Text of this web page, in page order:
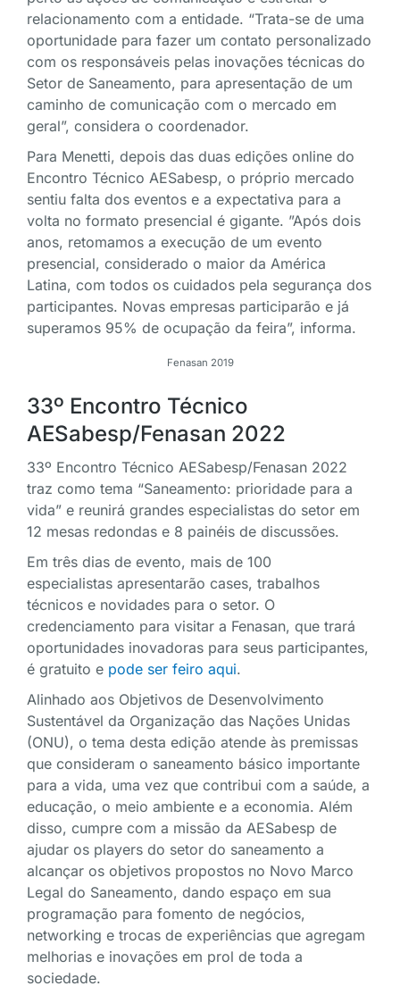
relacionamento com a entidade. “Trata-se de uma
oportunidade para fazer um contato personalizado
com os responsáveis pelas inovações técnicas do
Setor de Saneamento, para apresentação de um
caminho de comunicação com o mercado em
geral”, considera o coordenador.
Para Menetti, depois das duas edições online do
Encontro Técnico AESabesp, o próprio mercado
sentiu falta dos eventos e a expectativa para a
volta no formato presencial é gigante. ”Após dois
anos, retomamos a execução de um evento
presencial, considerado o maior da América
Latina, com todos os cuidados pela segurança dos
participantes. Novas empresas participarão e já
superamos 95% de ocupação da feira”, informa.
Fenasan 2019
33º Encontro Técnico
AESabesp/Fenasan 2022
33º Encontro Técnico AESabesp/Fenasan 2022
traz como tema “Saneamento: prioridade para a
vida” e reunirá grandes especialistas do setor em
12 mesas redondas e 8 painéis de discussões.
Em três dias de evento, mais de 100
especialistas apresentarão cases, trabalhos
técnicos e novidades para o setor. O
credenciamento para visitar a Fenasan, que trará
oportunidades inovadoras para seus participantes,
é gratuito e pode ser feiro aqui.
Alinhado aos Objetivos de Desenvolvimento
Sustentável da Organização das Nações Unidas
(ONU), o tema desta edição atende às premissas
que consideram o saneamento básico importante
para a vida, uma vez que contribui com a saúde, a
educação, o meio ambiente e a economia. Além
disso, cumpre com a missão da AESabesp de
ajudar os players do setor do saneamento a
alcançar os objetivos propostos no Novo Marco
Legal do Saneamento, dando espaço em sua
programação para fomento de negócios,
networking e trocas de experiências que agregam
melhorias e inovações em prol de toda a
sociedade.